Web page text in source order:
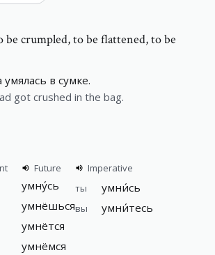
be crumpled, to be flattened, to be
умялась в сумке.
got crushed in the bag.
Future
умну́сь
умнёшься
умнётся
умнёмся
Imperative
ты
умни́сь
вы умни́тесь